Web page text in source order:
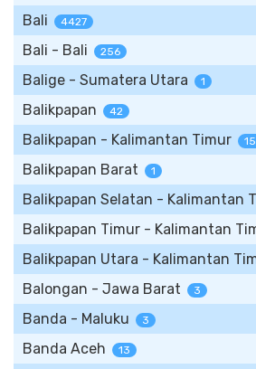
Bali 4427
Bali - Bali 256
Balige - Sumatera Utara 1
Balikpapan 42
Balikpapan - Kalimantan Timur
Balikpapan Barat 1
Balikpapan Selatan - Kalimantan
Balikpapan Timur - Kalimantan
Balikpapan Utara - Kalimantan
Balongan - Jawa Barat 3
Banda - Maluku 3
Banda Aceh 13